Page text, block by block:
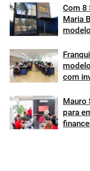
Com 8
Maria
com
Mauro
para